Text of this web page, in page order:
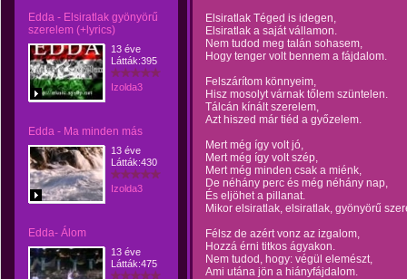
Edda - Elsiratlak gyönyörű
szerelem (+lyrics)
13 éve
Látták:395
Izolda3
Edda - Ma minden más
13 éve
Látták:430
Izolda3
Edda- Álom
13 éve
Látták:475
Elsiratlak Téged is idegen,
Elsiratlak a saját vállamon.
Nem tudod meg talán sohasem,
Hogy tenger volt bennem a fájdalom.
Felszárítom könnyeim,
Hisz mosolyt várnak tőlem szüntelen.
Tálcán kínált szerelem,
Azt hiszed már tiéd a győzelem.
Mert még így volt jó,
Mert még így volt szép,
Mert még minden csak a miénk,
De néhány perc és még néhány nap,
És eljöhet a pillanat.
Mikor elsiratlak, elsiratlak, gyönyörű
Félsz de azért vonz az izgalom,
Hozzá érni titkos ágyakon.
Nem tudod, hogy: végül elemészt,
Ami utána jön a hiányfájdalom.